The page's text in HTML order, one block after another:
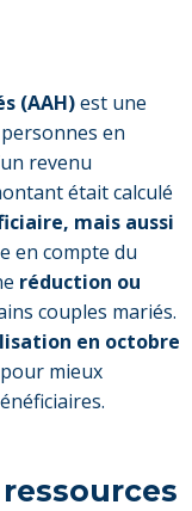
(AAH)est une
en
revenu
était calculé
mais aussi
en compte du
réduction ou
couples mariés.
en octobre
mieux